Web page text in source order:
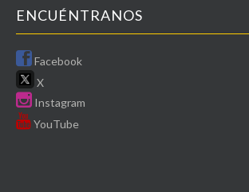
ENCUÉNTRANOS
Facebook
X
Instagram
YouTube